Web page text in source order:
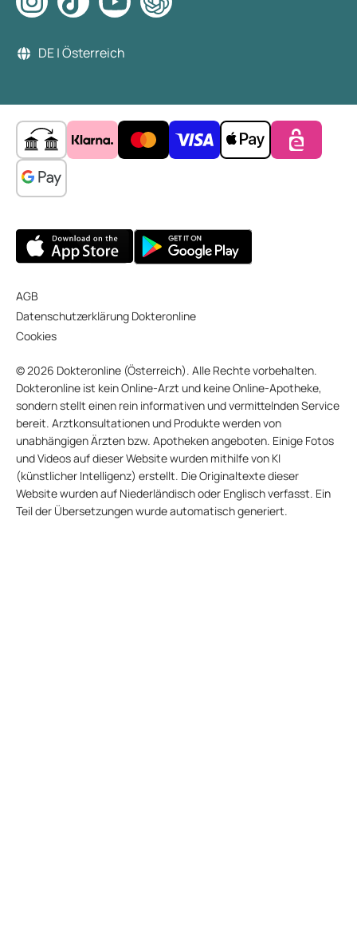
DE | Österreich
AGB
Datenschutzerklärung Dokteronline
Cookies
© 2026 Dokteronline (Österreich). Alle Rechte vorbehalten.
Dokteronline ist kein Online-Arzt und keine Online-Apotheke,
sondern stellt einen rein informativen und vermittelnden Service
bereit. Arztkonsultationen und Produkte werden von
unabhängigen Ärzten bzw. Apotheken angeboten. Einige Fotos
und Videos auf dieser Website wurden mithilfe von KI
(künstlicher Intelligenz) erstellt. Die Originaltexte dieser
Website wurden auf Niederländisch oder Englisch verfasst. Ein
Teil der Übersetzungen wurde automatisch generiert.